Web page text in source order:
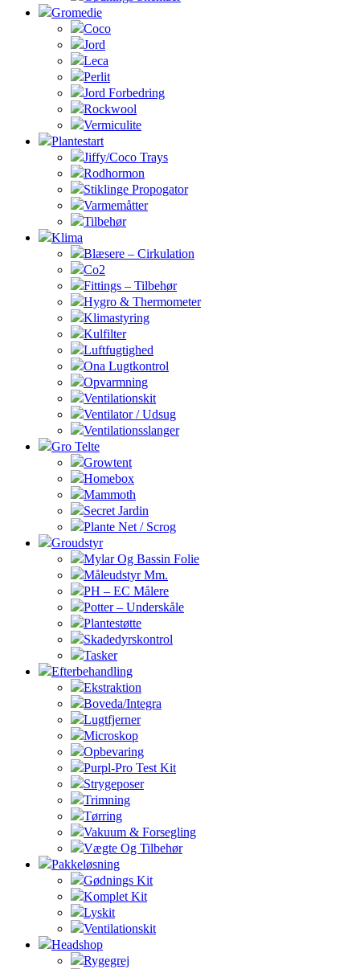
Gromedie
Coco
Jord
Leca
Perlit
Jord Forbedring
Rockwool
Vermiculite
Plantestart
Jiffy/Coco Trays
Rodhormon
Stiklinge Propogator
Varmemåtter
Tilbehør
Klima
Blæsere – Cirkulation
Co2
Fittings – Tilbehør
Hygro & Thermometer
Klimastyring
Kulfilter
Luftfugtighed
Ona Lugtkontrol
Opvarmning
Ventilationskit
Ventilator / Udsug
Ventilationsslanger
Gro Telte
Growtent
Homebox
Mammoth
Secret Jardin
Plante Net / Scrog
Groudstyr
Mylar Og Bassin Folie
Måleudstyr Mm.
PH – EC Målere
Potter – Underskåle
Plantestøtte
Skadedyrskontrol
Tasker
Efterbehandling
Ekstraktion
Boveda/Integra
Lugtfjerner
Microskop
Opbevaring
Purpl-Pro Test Kit
Strygeposer
Trimning
Tørring
Vakuum & Forsegling
Vægte Og Tilbehør
Pakkeløsning
Gødnings Kit
Komplet Kit
Lyskit
Ventilationskit
Headshop
Rygegrej